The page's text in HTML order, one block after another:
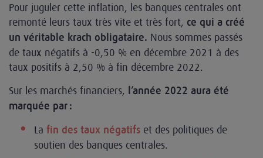
Pour juguler cette inflation, les banques centrales ont
remonté leurs taux très vite et très fort, ce qui a créé
un véritable krach obligataire. Nous sommes passés
de taux négatifs à -0,50 % en décembre 2021 à des
taux positifs à 2,50 % à fin décembre 2022.
Sur les marchés financiers, l’année 2022 aura été
marquée par :
La fin des taux négatifs et des politiques de
soutien des banques centrales.